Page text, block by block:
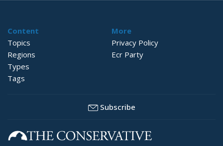
Content
Topics
Regions
Types
Tags
More
Privacy Policy
Ecr Party
Subscribe